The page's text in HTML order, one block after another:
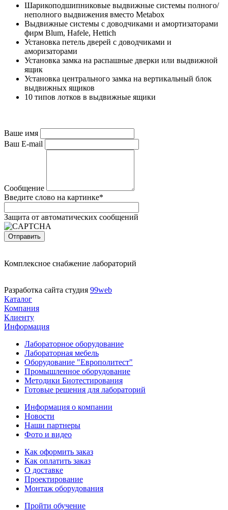
Шарикоподшипниковые выдвижные системы полного/
неполного выдвижения вместо Metabox
Выдвижные системы с доводчиками и амортизаторами
фирм Blum, Hafele, Hettich
Установка петель дверей с доводчиками и
аморизаторами
Установка замка на распашные дверки или выдвижной
ящик
Установка центрального замка на вертикальный блок
выдвижных ящиков
10 типов лотков в выдвижные ящики
Ваше имя
Ваш E-mail
Сообщение
Введите слово на картинке*
Защита от автоматических сообщений
Комплексное снабжение лабораторий
Разработка сайта студия 99web
Каталог
Компания
Клиенту
Информация
Лабораторное оборудование
Лабораторная мебель
Оборудование "Европолитест"
Промышленное оборудование
Методики Биотестирования
Готовые решения для лабораторий
Информация о компании
Новости
Наши партнеры
Фото и видео
Как оформить заказ
Как оплатить заказ
О доставке
Проектирование
Монтаж оборудования
Пройти обучение